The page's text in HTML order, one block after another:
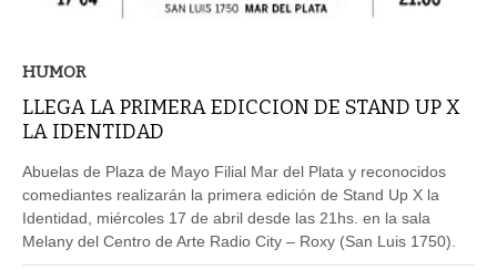
HUMOR
LLEGA LA PRIMERA EDICCION DE STAND UP X
LA IDENTIDAD
Abuelas de Plaza de Mayo Filial Mar del Plata y reconocidos
comediantes realizarán la primera edición de Stand Up X la
Identidad, miércoles 17 de abril desde las 21hs. en la sala
Melany del Centro de Arte Radio City – Roxy (San Luis 1750).